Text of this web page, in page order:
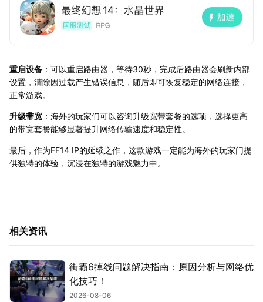
重启设备 ：可以重启路由器，等待30秒，完成后路由器会刷新内部
设置，清除因过载产生错误信息，随后即可恢复稳定的网络连接，
正常游戏。
升级带宽 ：海外的玩家们可以咨询升级宽带套餐的选项，选择更高
的带宽套餐能够显著提升网络传输速度和稳定性。
最后，作为FF14 IP的延续之作，这款游戏一定能为海外的玩家门提
供独特的体验，沉浸在独特的游戏魅力中。
相关资讯
街霸6掉线问题解决指南：原因分析与网络优
化技巧！
2026-08-06